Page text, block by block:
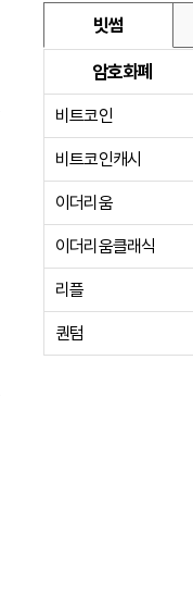
빗썸
암호화폐
비트코인
비트코인캐시
이더리움
이더리움클래식
리플
퀀텀